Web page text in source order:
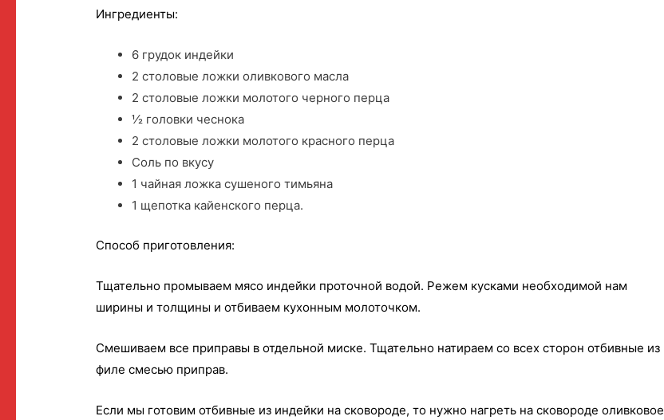
Ингредиенты:
6 грудок индейки
2 столовые ложки оливкового масла
2 столовые ложки молотого черного перца
½ головки чеснока
2 столовые ложки молотого красного перца
Соль по вкусу
1 чайная ложка сушеного тимьяна
1 щепотка кайенского перца.
Способ приготовления:
Тщательно промываем мясо индейки проточной водой. Режем кусками необходимой нам
ширины и толщины и отбиваем кухонным молоточком.
Смешиваем все приправы в отдельной миске. Тщательно натираем со всех сторон отбивные из
филе смесью приправ.
Если мы готовим отбивные из индейки на сковороде, то нужно нагреть на сковороде оливковое